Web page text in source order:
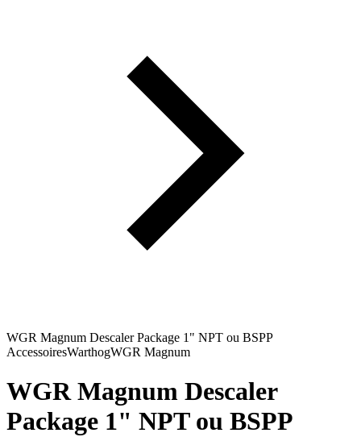
WGR Magnum Descaler Package 1" NPT ou BSPP
AccessoiresWarthogWGR Magnum
WGR Magnum Descaler
Package 1" NPT ou BSPP